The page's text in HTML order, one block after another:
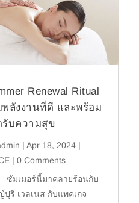
Renewal Ritual
พลังงานที่ดี และพร้อม
รับความสุข
| Apr 18, 2024|
| 0 Comments
เมอร์นี้มาคลายร้อนกับ
ริ เวลเนส กับแพคเกจ